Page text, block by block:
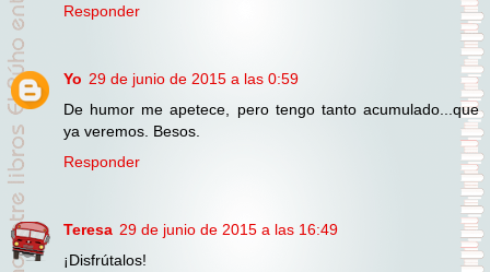
Responder
Yo 29 de junio de 2015 a las 0:59
De humor me apetece, pero tengo tanto acumulado...que
ya veremos. Besos.
Responder
Teresa 29 de junio de 2015 a las 16:49
¡Disfrútalos!